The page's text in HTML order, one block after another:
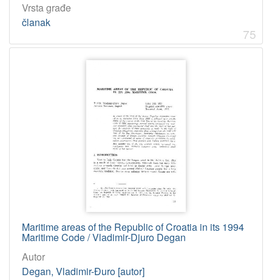
Vrsta građe
članak
75
Maritime areas of the Republic of Croatia in its 1994
Maritime Code / Vladimir-Djuro Degan
Autor
Degan, Vladimir-Đuro [autor]